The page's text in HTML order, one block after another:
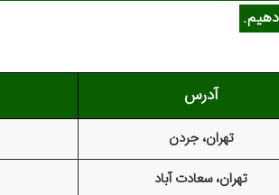
آدرس
تهران، جردن
تهران، سعادت آباد